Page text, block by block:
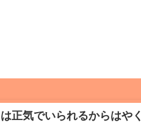
正気でいられるからはやく